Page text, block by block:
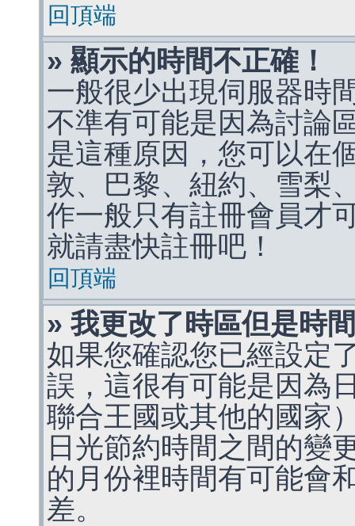
回頂端
» 顯示的時間不正確！
一般很少出現伺服器時
不準有可能是因為討論
是這種原因，您可以在
敦、巴黎、紐約、雪梨
作一般只有註冊會員才
就請盡快註冊吧！
回頂端
» 我更改了時區但是時
如果您確認您已經設定
誤，這很有可能是因為
聯合王國或其他的國家
日光節約時間之間的變
的月份裡時間有可能會
差。